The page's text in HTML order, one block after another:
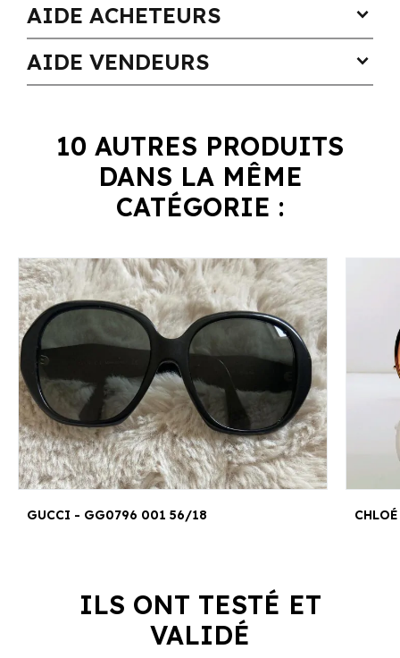
AIDE ACHETEURS expand_more
AIDE VENDEURS expand_more
10 AUTRES PRODUITS
DANS LA MÊME
CATÉGORIE :
GUCCI - GG0796 001 56/18
ILS ONT TESTÉ ET
VALIDÉ